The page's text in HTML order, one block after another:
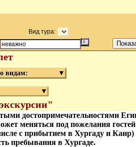
Вид тура:
видам: ▼
▼
достопримечательностями
меняться под пожелания
с прибытием в Хургаду и Каир)
пребывания в Хургаде.